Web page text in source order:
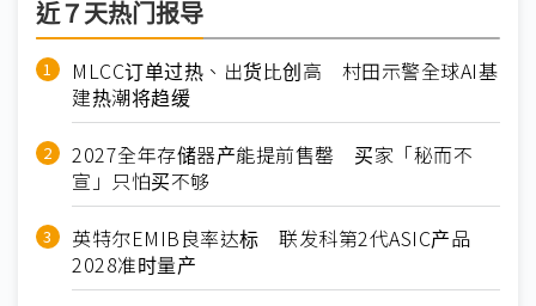
近７天热门报导
MLCC订单过热、出货比创高 村田示警全球AI基
建热潮将趋缓
2027全年存储器产能提前售罄 买家「秘而不
宣」只怕买不够
英特尔EMIB良率达标 联发科第2代ASIC产品
2028准时量产